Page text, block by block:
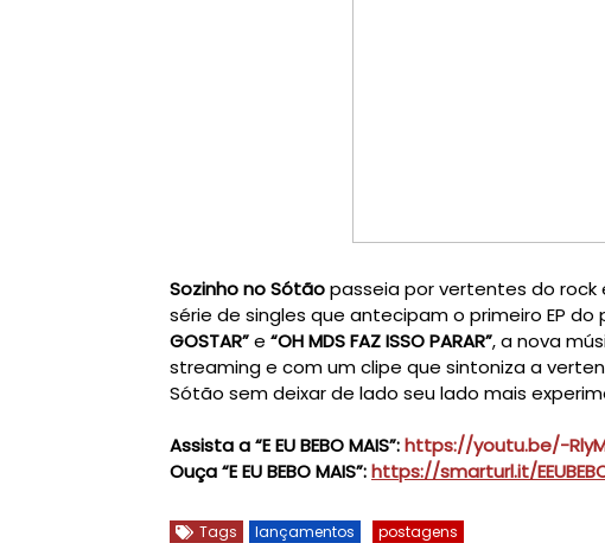
Sozinho no Sótão passeia por vertentes do
série de singles que antecipam o primeiro EP do
GOSTAR” e “OH MDS FAZ ISSO PARAR”, a nova
streaming e com um clipe que sintoniza a
Sótão sem deixar de lado seu lado mais
Assista a “E EU BEBO MAIS”: https://youtu.be/-
Ouça “E EU BEBO MAIS”: https://smarturl.it/
Tags lançamentos postagens